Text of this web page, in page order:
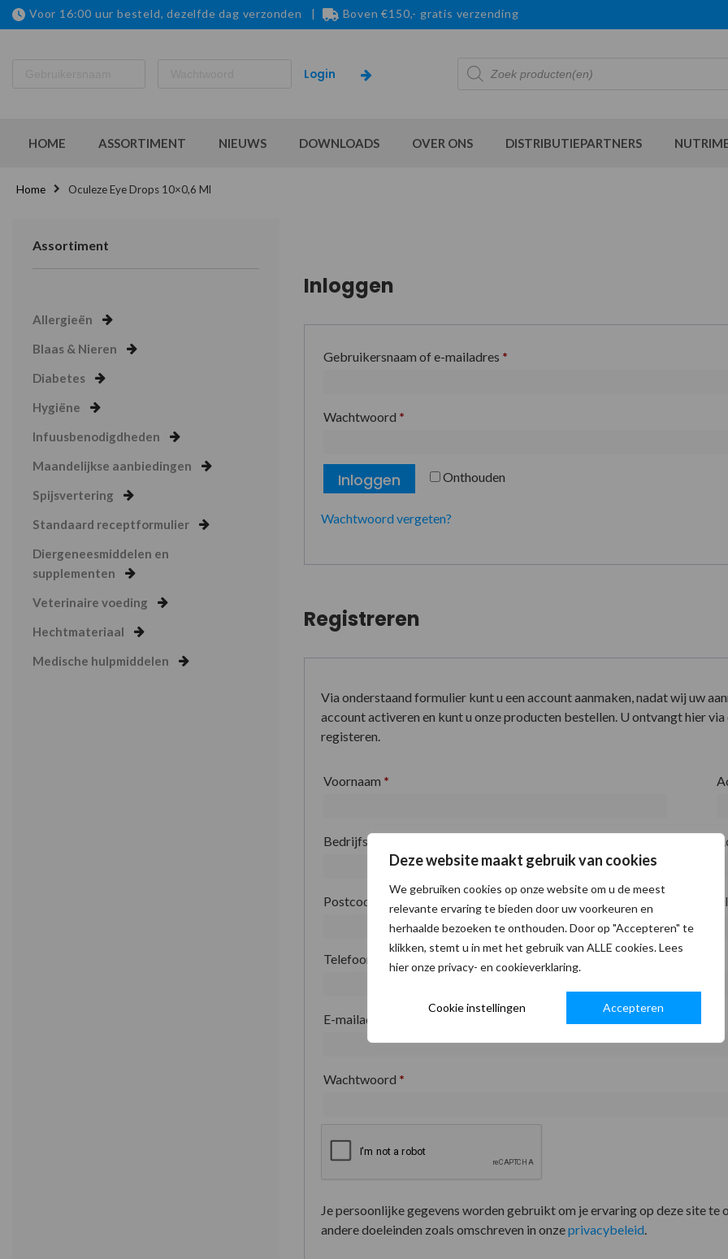
Deze website maakt gebruik van cookies
We gebruiken cookies op onze website om u de meest
relevante ervaring te bieden door uw voorkeuren en
herhaalde bezoeken te onthouden. Door op "Accepteren" te
klikken, stemt u in met het gebruik van ALLE cookies. Lees
hier onze privacy- en cookieverklaring.
Cookie instellingen Accepteren
Voor 16:00 uur besteld, dezelfde dag verzonden | Boven €150,- gratis verzending
Producten
zoeken
HOME ASSORTIMENT NIEUWS DOWNLOADS OVER ONS DISTRIBUTIEPARTNERS
Home Oculeze Eye Drops 10×0,6 Ml
Assortiment
Allergieën
Blaas & Nieren
Diabetes
Hygiëne
Infuusbenodigdheden
Maandelijkse aanbiedingen
Spijsvertering
Standaard receptformulier
Diergeneesmiddelen en
supplementen
Veterinaire voeding
Hechtmateriaal
Medische hulpmiddelen
Inloggen
Gebruikersnaam of e-mailadres *
Wachtwoord *
Onthouden
Inloggen
Wachtwoord vergeten?
Registreren
Via onderstaand formulier kunt u een account aanmaken, nadat wij uw
account activeren en kunt u onze producten bestellen. U ontvangt hier
registeren.
Voornaam *
Bedrijfsnaam
Postcode
Telefoon
E-mailadres
Wachtwoord *
Je persoonlijke gegevens worden gebruikt om je ervaring op deze site
andere doeleinden zoals omschreven in onzeprivacybeleid